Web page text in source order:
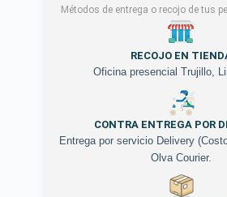
Métodos de entrega o recojo de tus
RECOJO EN
Oficina presencial Trujillo,
CONTRA ENTREGA POR
Entrega por servicio Delivery
Olva Courier.